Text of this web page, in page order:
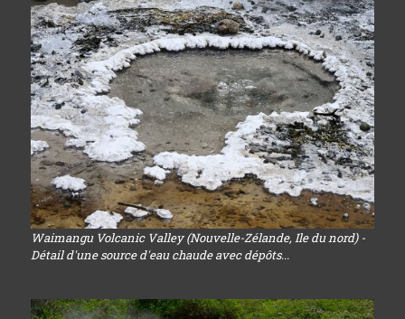
Waimangu Volcanic Valley (Nouvelle-Zélande, Ile du nord) -
Détail d'une source d'eau chaude avec dépôts...